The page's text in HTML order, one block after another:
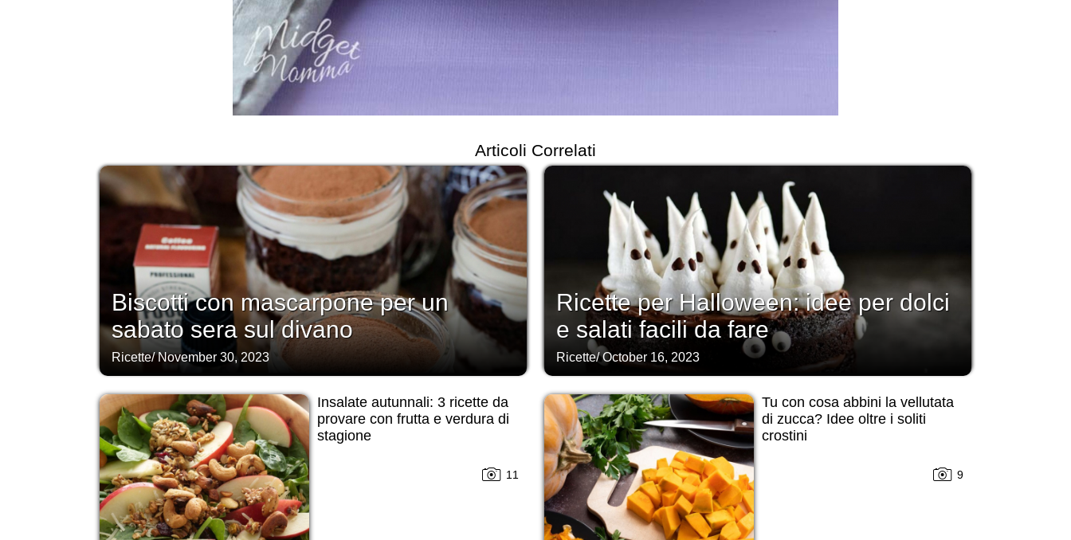
Articoli Correlati
Biscotti con mascarpone per un
sabato sera sul divano
Ricette/November 30, 2023
Ricette per Halloween: idee per dolci
e salati facili da fare
Ricette/October 16, 2023
Insalate autunnali: 3 ricette da
provare con frutta e verdura di
stagione
11
Tu con cosa abbini la vellutata
di zucca? Idee oltre i soliti
crostini
9